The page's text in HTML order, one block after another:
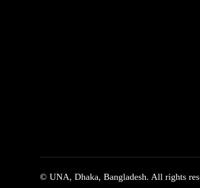
© UNA, Dhaka, Bangladesh. All rights